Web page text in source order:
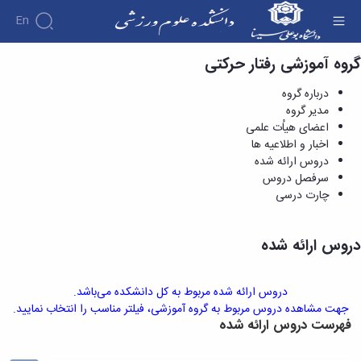
En
درباره
دانشکده
تاریخچه
ریاست
دانشکده
رؤسای
پیشین
اطلاعات
معاونت
آموزشی
آموزش
دوره
کارشناسی
فرم‌ها
و
آیین‌نامه‌ها
آیین‌نامه‌های
تحصیلات
تکمیلی
آیین‌نامه‌ها
سمینارها
پژوهش
پژوهش
فرم‌های
پژوهشی
لینک‌های
مفید
و
آزمایشگاه
آزمایشگاه
بیومکانیک
ورزشی
اساتید
اساتید
دانشکده
اساتید
آموزشی
گروه
های
گروه
علوم
مدیریت
ورزشی
گروه
دروس ارائه شده - دانشکده علوم ورزشی
گروه آموزشی رفتار حرکتی
درباره گروه
مدیر گروه
اعضای هیاُت علمی
اخبار و اطلاعیه ها
دروس ارائه شده
سرفصل دروس
چارت درسی
دروس ارائه شده
دروس ارائه شده مربوط به کل دانشکده می‌باشد.
جهت مشاهده دروس مربوط به گروه آموزشی، فیلتر مناسب را انتخاب نمایید.
فهرست دروس ارائه شده